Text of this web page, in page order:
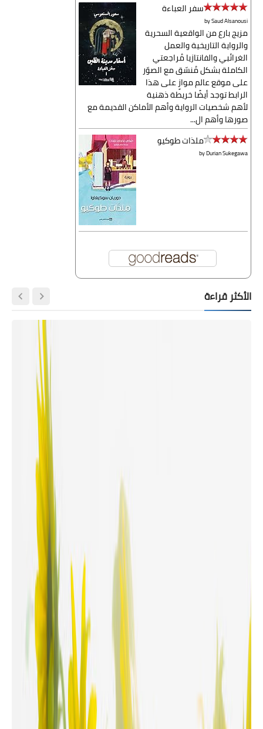
سفر العباءة
bySaud Alsanousi
مزيج بارع من الواقعية السحرية
والرواية التاريخية والعمل
الغرائبي والفانتازيا مُراجعتي
الكاملة بشكل مُنسّق مع الصوّر
على موقع عالم موازٍ على هذا
الرابط توجد أيضًا خريطة ذهنية
لأهم شخصيات الرواية وأهم الأماكن القديمة مع
صورها وأهم ال...
ملذات طوكيو
byDurian Sukegawa
الأكثر قراءة